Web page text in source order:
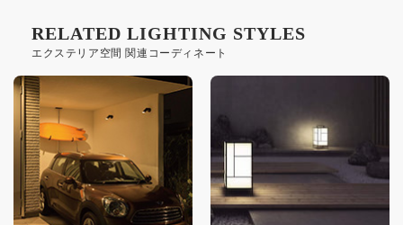
エクステリア空間 関連コーディネート
RELATED LIGHTING STYLES